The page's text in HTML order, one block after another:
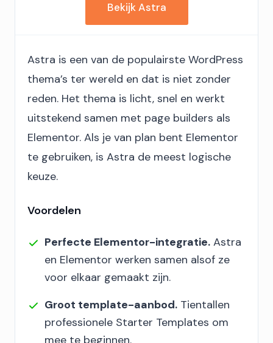
Bekijk Astra
Astra is een van de populairste WordPress
thema’s ter wereld en dat is niet zonder
reden. Het thema is licht, snel en werkt
uitstekend samen met page builders als
Elementor. Als je van plan bent Elementor
te gebruiken, is Astra de meest logische
keuze.
Voordelen
Perfecte Elementor-integratie. Astra
en Elementor werken samen alsof ze
voor elkaar gemaakt zijn.
Groot template-aanbod. Tientallen
professionele Starter Templates om
mee te beginnen.